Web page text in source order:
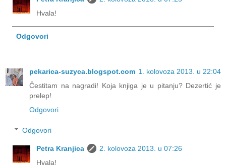
Hvala!
Odgovori
pekarica-suzyca.blogspot.com 1. kolovoza 2013. u 22:04
Čestitam na nagradi! Koja knjiga je u pitanju? Dezertić je
prelep!
Odgovori
Odgovori
Petra Kranjica
2. kolovoza 2013. u 07:26
Hvala!